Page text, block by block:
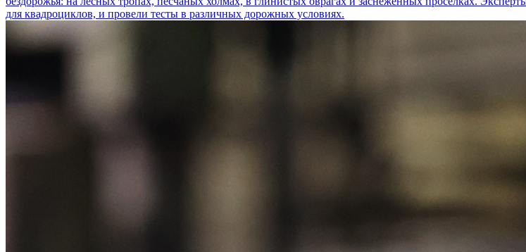
для квадроциклов, и провели тесты в различных дорожных условиях.